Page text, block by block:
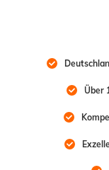
Über